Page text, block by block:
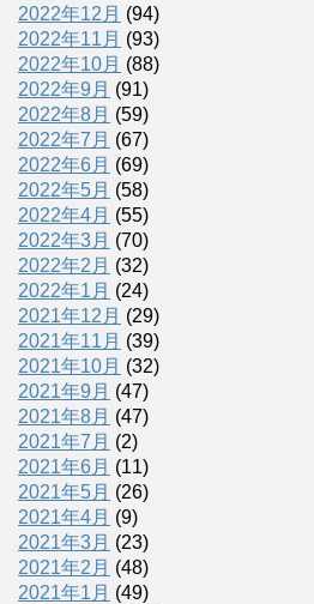
2022年12月 (94)
2022年11月 (93)
2022年10月 (88)
2022年9月 (91)
2022年8月 (59)
2022年7月 (67)
2022年6月 (69)
2022年5月 (58)
2022年4月 (55)
2022年3月 (70)
2022年2月 (32)
2022年1月 (24)
2021年12月 (29)
2021年11月 (39)
2021年10月 (32)
2021年9月 (47)
2021年8月 (47)
2021年7月 (2)
2021年6月 (11)
2021年5月 (26)
2021年4月 (9)
2021年3月 (23)
2021年2月 (48)
2021年1月 (49)